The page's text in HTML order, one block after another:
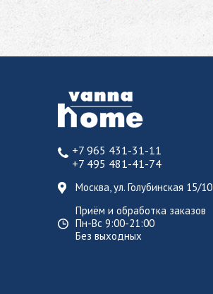
+7 965 431-31-11
+7 495 481-41-74
Москва, ул. Голубинская 15/10
Приём и обработка заказов
Пн-Вс 9:00-21:00
Без выходных